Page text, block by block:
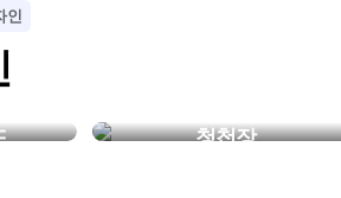
인
청첩장